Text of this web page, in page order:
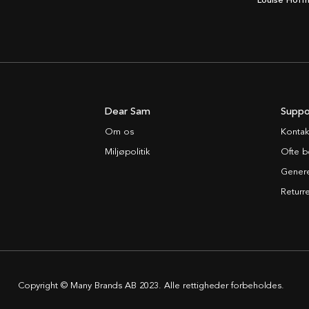
Dear Sam
Om os
Miljøpolitik
Ofte
Copyright © Many Brands AB 2023. Alle rettigheder forbeholdes.